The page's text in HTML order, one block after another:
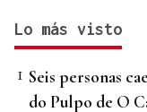
Lo más visto
Seis personas
do Pulpo de O